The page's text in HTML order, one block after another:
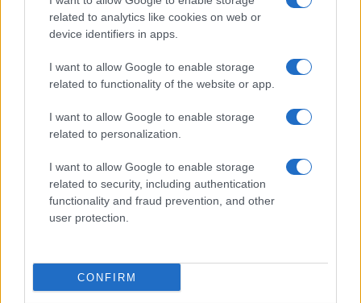
related to analytics like cookies on web or
device identifiers in apps.
I want to allow Google to enable storage
related to functionality of the website or app.
I want to allow Google to enable storage
related to personalization.
I want to allow Google to enable storage
related to security, including authentication
functionality and fraud prevention, and other
user protection.
CONFIRM
Zalando Visionary Award: INSTITUTION di Galib
Gassanoff vince a Copenhagen
OFFERTE&CONSIGLI